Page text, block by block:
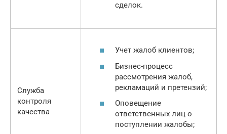
сделок.
Служба
контроля
качества
Учет жалоб клиентов;
Бизнес-процесс
рассмотрения жалоб,
рекламаций и претензий;
Оповещение
ответственных лиц о
поступлении жалобы;